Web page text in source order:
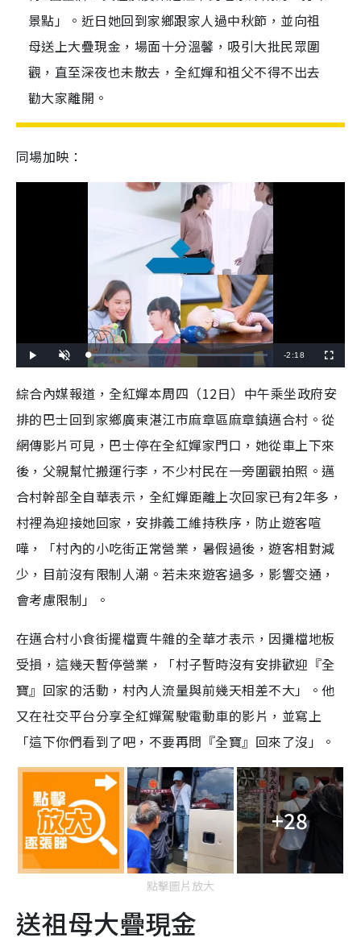
景點」。近日她回到家鄉跟家人過中秋節，並向祖
母送上大疊現金，場面十分溫馨，吸引大批民眾圍
觀，直至深夜也未散去，全紅嬋和祖父不得不出去
勸大家離開。
同場加映：
l
n
t
e
L
o
e
d
2
3
4
8
R
a
i
n
i
n
g
T
e
-2:18
u
s
c
e
綜合內媒報道，全紅嬋本周四（12日）中午乘坐政府安
排的巴士回到家鄉廣東湛江市麻章區麻章鎮邁合村。從
網傳影片可見，巴士停在全紅嬋家門口，她從車上下來
後，父親幫忙搬運行李，不少村民在一旁圍觀拍照。邁
合村幹部全自華表示，全紅嬋距離上次回家已有2年多，
村裡為迎接她回家，安排義工維持秩序，防止遊客喧
嘩，「村內的小吃街正常營業，暑假過後，遊客相對減
少，目前沒有限制人潮。若未來遊客過多，影響交通，
會考慮限制」。
在邁合村小食街擺檔賣牛雜的全華才表示，因攤檔地板
受損，這幾天暫停營業，「村子暫時沒有安排歡迎『全
寶』回家的活動，村內人流量與前幾天相差不大」。他
又在社交平台分享全紅嬋駕駛電動車的影片，並寫上
「這下你們看到了吧，不要再問『全寶』回來了沒」。
+28
點擊圖片放大
送祖母大疊現金